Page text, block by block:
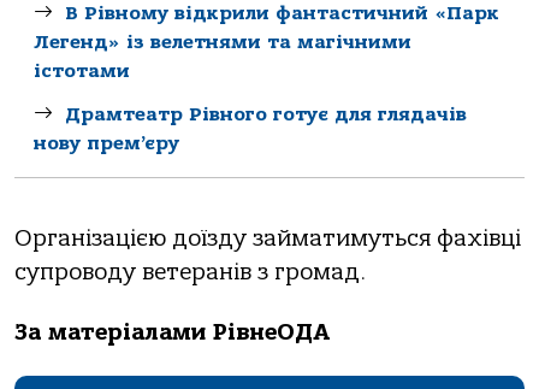
В Рівному відкрили фантастичний «Парк
Легенд» із велетнями та магічними
істотами
Драмтеатр Рівного готує для глядачів
нову прем’єру
Організацією доїзду займатимуться фахівці
супроводу ветеранів з громад.
За матеріалами РівнеОДА